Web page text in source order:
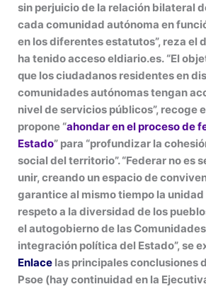
sin perjuicio de la relación bilateral
cada comunidad autónoma en
en los diferentes estatutos”, reza el
ha tenido acceso eldiario.es. “El
que los ciudadanos residentes en
comunidades autónomas tengan
nivel de servicios públicos”, recoge
propone “ahondar en el proceso de
Estado” para “profundizar la
social del territorio”. “Federar no es
unir, creando un espacio de
garantice al mismo tiempo la unidad
respeto a la diversidad de los
el autogobierno de las
integración política del Estado”, se
Enlace las principales conclusiones
Psoe (hay continuidad en la